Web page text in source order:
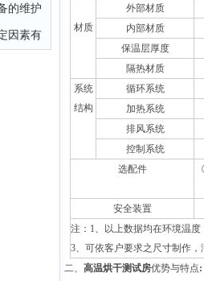
的维护
因素有
材质
外部材质
内部材质
保温层厚度
隔热材质
系统
结构
循环系统
加热系统
排风系统
控制系统
选配件
安全装置
注：1、以上数据均在环境温
3、可依客户要求之尺寸制作
二、 高温烘干测试房优势与特点: